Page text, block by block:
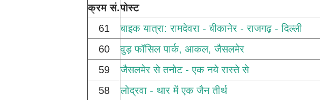
क्रम सं.पोस्ट
61
बाइक यात्रा: रामदेवरा - बीकानेर - राजगढ़ - दिल्ली
60
वुड़ फॉसिल पार्क, आकल, जैसलमेर
59
जैसलमेर से तनोट - एक नये रास्ते से
58
लोद्रवा - थार में एक जैन तीर्थ